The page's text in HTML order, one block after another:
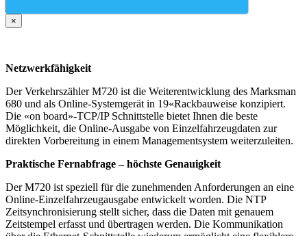
×
Netzwerkfähigkeit
Der Verkehrszähler M720 ist die Weiterentwicklung des Marksman
680 und als Online-Systemgerät in 19«Rackbauweise konzipiert.
Die «on board»-TCP/IP Schnittstelle bietet Ihnen die beste
Möglichkeit, die Online-Ausgabe von Einzelfahrzeugdaten zur
direkten Vorbereitung in einem Managementsystem weiterzuleiten.
Praktische Fernabfrage – höchste Genauigkeit
Der M720 ist speziell für die zunehmenden Anforderungen an eine
Online-Einzelfahrzeugausgabe entwickelt worden. Die NTP
Zeitsynchronisierung stellt sicher, dass die Daten mit genauem
Zeitstempel erfasst und übertragen werden. Die Kommunikation